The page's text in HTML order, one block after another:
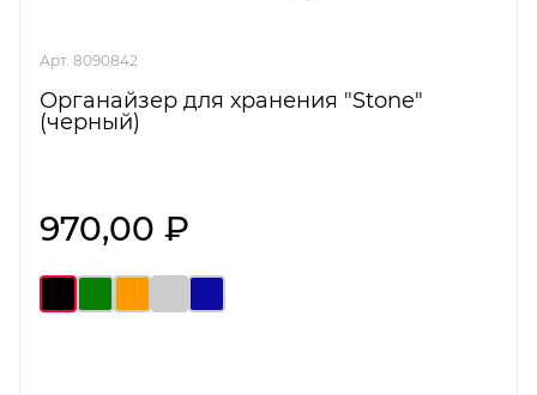
Арт. 8090842
Органайзер для хранения "Stone"
(черный)
970,00 ₽